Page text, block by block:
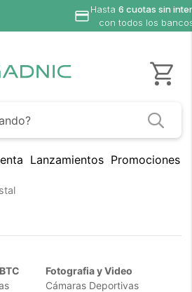
Hasta6 cuotas sin interés
con todos los bancos
Lanzamientos Promociones
productos
Fotografia y Video
Cámaras Deportivas